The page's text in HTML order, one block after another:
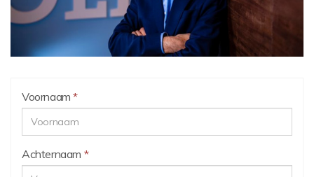
Voornaam*
Achternaam *